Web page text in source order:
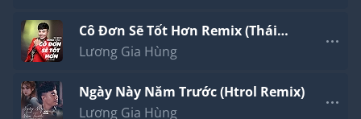
Cô Đơn Sẽ Tốt Hơn Remix (Thái
Hoàng x Future)
Lương Gia Hùng
Ngày Này Năm Trước (Htrol Remix)
Lương Gia Hùng